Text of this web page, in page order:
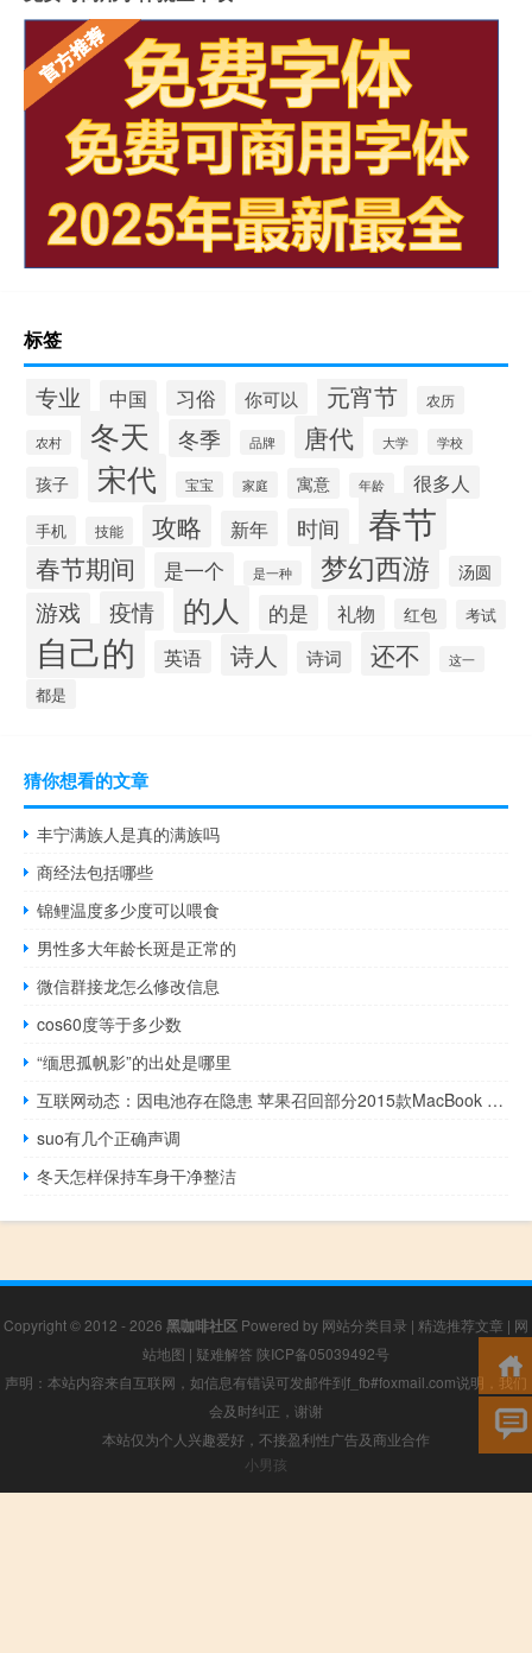
标签
专业 中国 习俗 你可以 元宵节 农历
农村 冬天 冬季 品牌 唐代 大学 学校
孩子 宋代 宝宝 家庭 寓意 年龄 很多人
手机 技能 攻略 新年 时间 春节
春节期间 是一个 是一种 梦幻西游 汤圆
游戏 疫情 的人 的是 礼物 红包 考试
自己的 英语 诗人 诗词 还不 这一
都是
猜你想看的文章
丰宁满族人是真的满族吗
商经法包括哪些
锦鲤温度多少度可以喂食
男性多大年龄长斑是正常的
微信群接龙怎么修改信息
cos60度等于多少数
“缅思孤帆影”的出处是哪里
互联网动态：因电池存在隐患 苹果召回部分2015款MacBook Pro
suo有几个正确声调
冬天怎样保持车身干净整洁
Copyright © 2012 - 2026 黑咖啡社区 Powered by 网站分类目录 | 精选推荐文章 | 网
站地图 | 疑难解答 陕ICP备05039492号
声明：本站内容来自互联网，如信息有错误可发邮件到f_fb#foxmail.com说明，我们
会及时纠正，谢谢
本站仅为个人兴趣爱好，不接盈利性广告及商业合作
小男孩